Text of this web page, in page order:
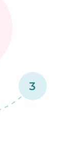
3